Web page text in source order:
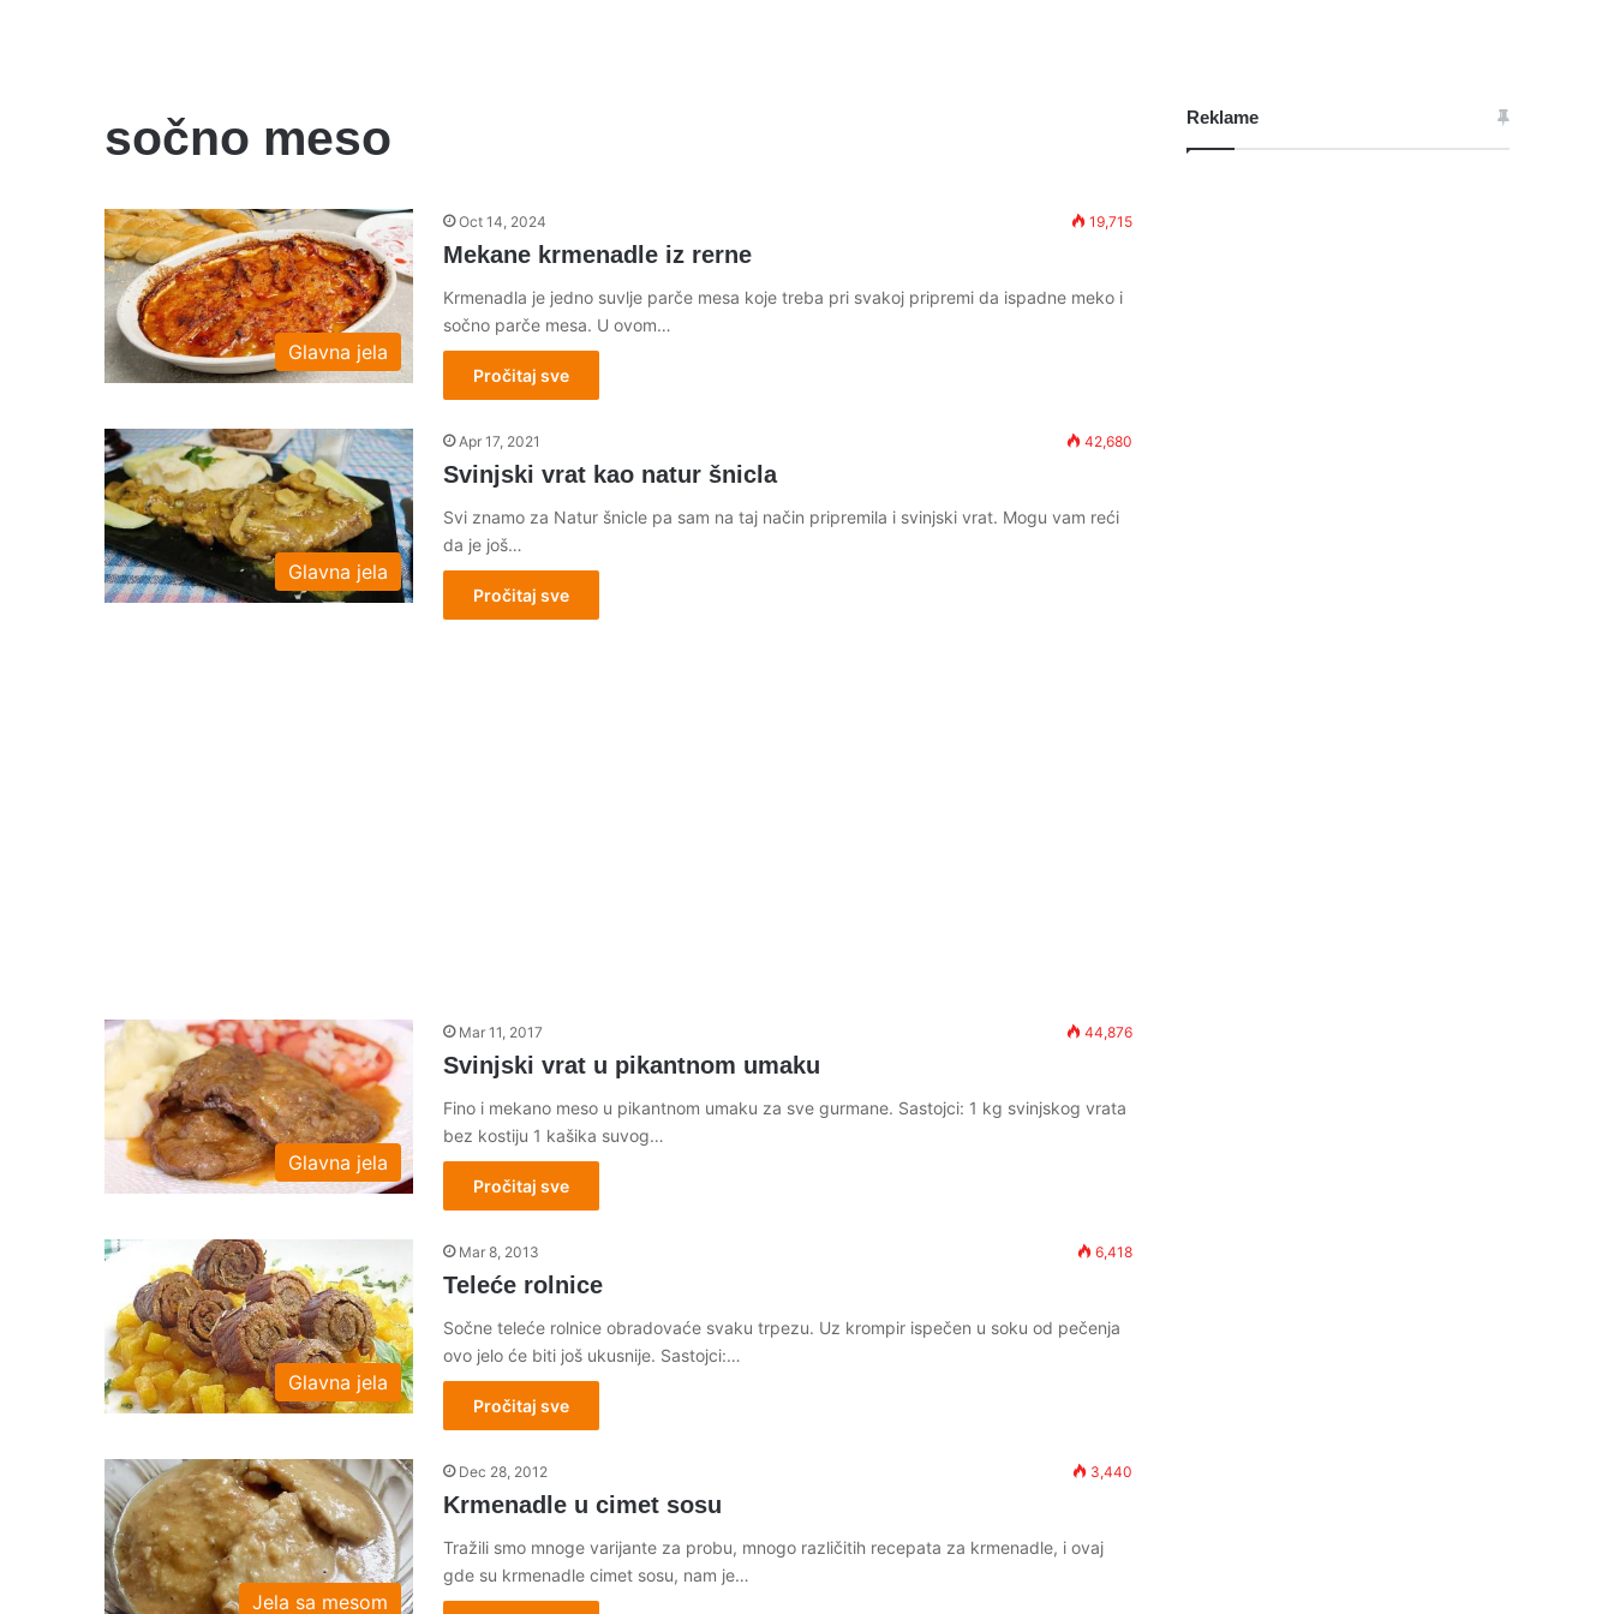
sočno meso
Glavna jela
Oct 14, 2024 19,715
Mekane krmenadle iz rerne
Krmenadla je jedno suvlje parče mesa koje treba pri svakoj pripremi da ispadne meko i
sočno parče mesa. U ovom…
Pročitaj sve
Glavna jela
Apr 17, 2021 42,680
Svinjski vrat kao natur šnicla
Svi znamo za Natur šnicle pa sam na taj način pripremila i svinjski vrat. Mogu vam reći
da je još…
Pročitaj sve
Glavna jela
Mar 11, 2017 44,876
Svinjski vrat u pikantnom umaku
Fino i mekano meso u pikantnom umaku za sve gurmane. Sastojci: 1 kg svinjskog vrata
bez kostiju 1 kašika suvog…
Pročitaj sve
Glavna jela
Mar 8, 2013 6,418
Teleće rolnice
Sočne teleće rolnice obradovaće svaku trpezu. Uz krompir ispečen u soku od pečenja
ovo jelo će biti još ukusnije. Sastojci:…
Pročitaj sve
Jela sa mesom
Dec 28, 2012 3,440
Krmenadle u cimet sosu
Tražili smo mnoge varijante za probu, mnogo različitih recepata za krmenadle, i ovaj
gde su krmenadle cimet sosu, nam je…
Reklame